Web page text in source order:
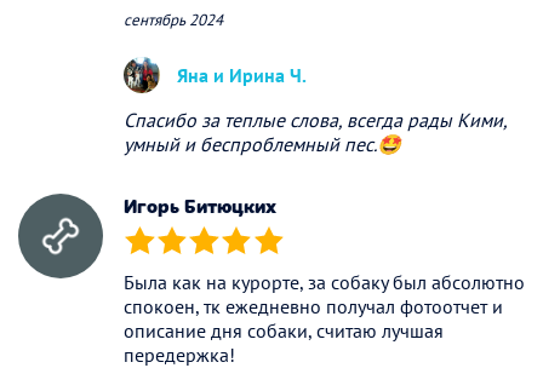
сентябрь 2024
Яна и Ирина Ч.
Спасибо за теплые слова, всегда рады Кими,
умный и беспроблемный пес.🤩
Игорь Битюцких
(*) (*) (*) (*) (*)
Была как на курорте, за собаку был абсолютно
спокоен, тк ежедневно получал фотоотчет и
описание дня собаки, считаю лучшая
передержка!